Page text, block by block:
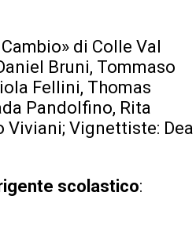
di Colle Val
Bruni, Tommaso
Fellini, Thomas
Pandolfino, Rita
Viviani; Vignettiste: Dea
scolastico: